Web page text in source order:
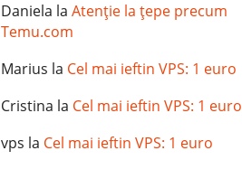
Daniela la Atenție la țepe precum
Temu.com
Marius la Cel mai ieftin VPS: 1 euro
Cristina la Cel mai ieftin VPS: 1 euro
vps la Cel mai ieftin VPS: 1 euro